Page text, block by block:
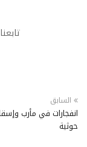
السابق
انفجارات في مأرب
حوثية